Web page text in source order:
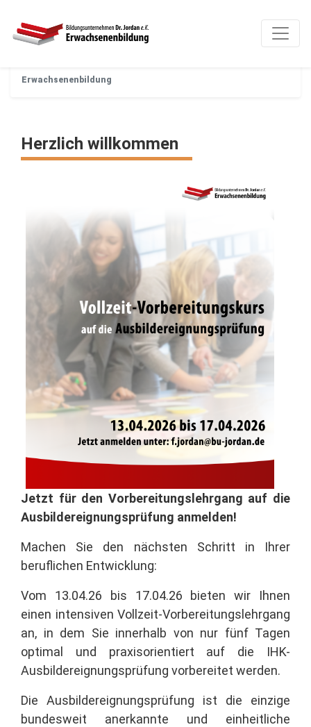
Erwachsenenbildung
Herzlich willkommen
Jetzt für den Vorbereitungslehrgang auf die
Ausbildereignungsprüfung anmelden!
Machen Sie den nächsten Schritt in Ihrer
beruflichen Entwicklung:
Vom 13.04.26 bis 17.04.26 bieten wir Ihnen
einen intensiven Vollzeit-Vorbereitungslehrgang
an, in dem Sie innerhalb von nur fünf Tagen
optimal und praxisorientiert auf die IHK-
Ausbildereignungsprüfung vorbereitet werden.
Die Ausbildereignungsprüfung ist die einzige
bundesweit anerkannte und einheitliche